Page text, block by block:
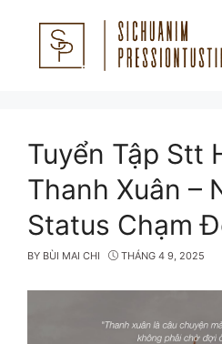
Tuyển Tập Stt
Thanh Xuân –
Status Chạm
BY BÙI MAI CHI THÁNG 4 9, 2025